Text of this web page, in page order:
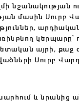
նշանակության
մասին Սուրբ
այրի, քաջ
Սուրբ
և նրանից